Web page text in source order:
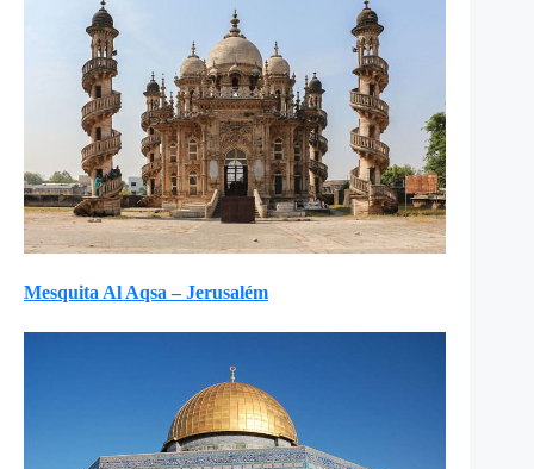
Mesquita Al Aqsa –Jerusalém